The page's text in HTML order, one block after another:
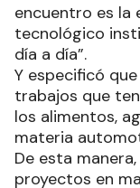
encuentro es la
tecnológico
día a día”.
Y especificó
trabajos que
los alimentos,
materia
De esta
proyectos en